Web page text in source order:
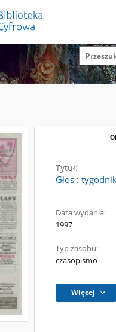
Tytuł:
Głos :
Data wydania:
1997
Typ zasobu:
czasopismo
Więcej